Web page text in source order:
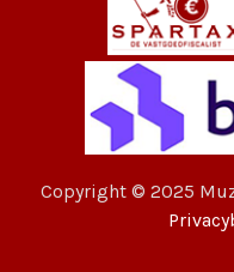
Copyright © 2025